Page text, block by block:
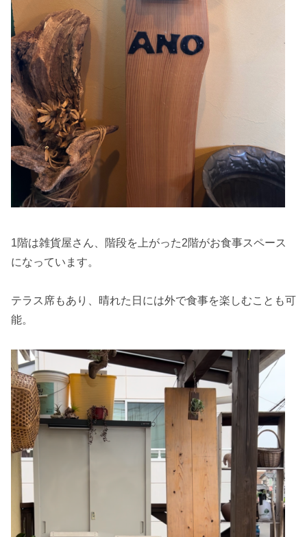
1階は雑貨屋さん、階段を上がった2階がお食事スペース
になっています。
テラス席もあり、晴れた日には外で食事を楽しむことも可
能。